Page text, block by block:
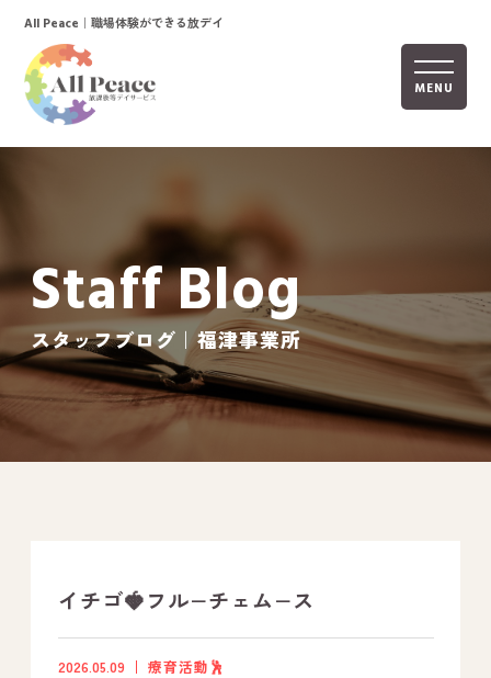
MENU
ホーム
活動内容
ご利用までの流れ
採用情報
自己評価表
社内行事
All Peace ｜職場体験ができる放デイ
Staff Blog
スタッフブログ｜福津事業所
イチゴ🍓フル−チェム−ス
2026.05.09 療育活動🕺